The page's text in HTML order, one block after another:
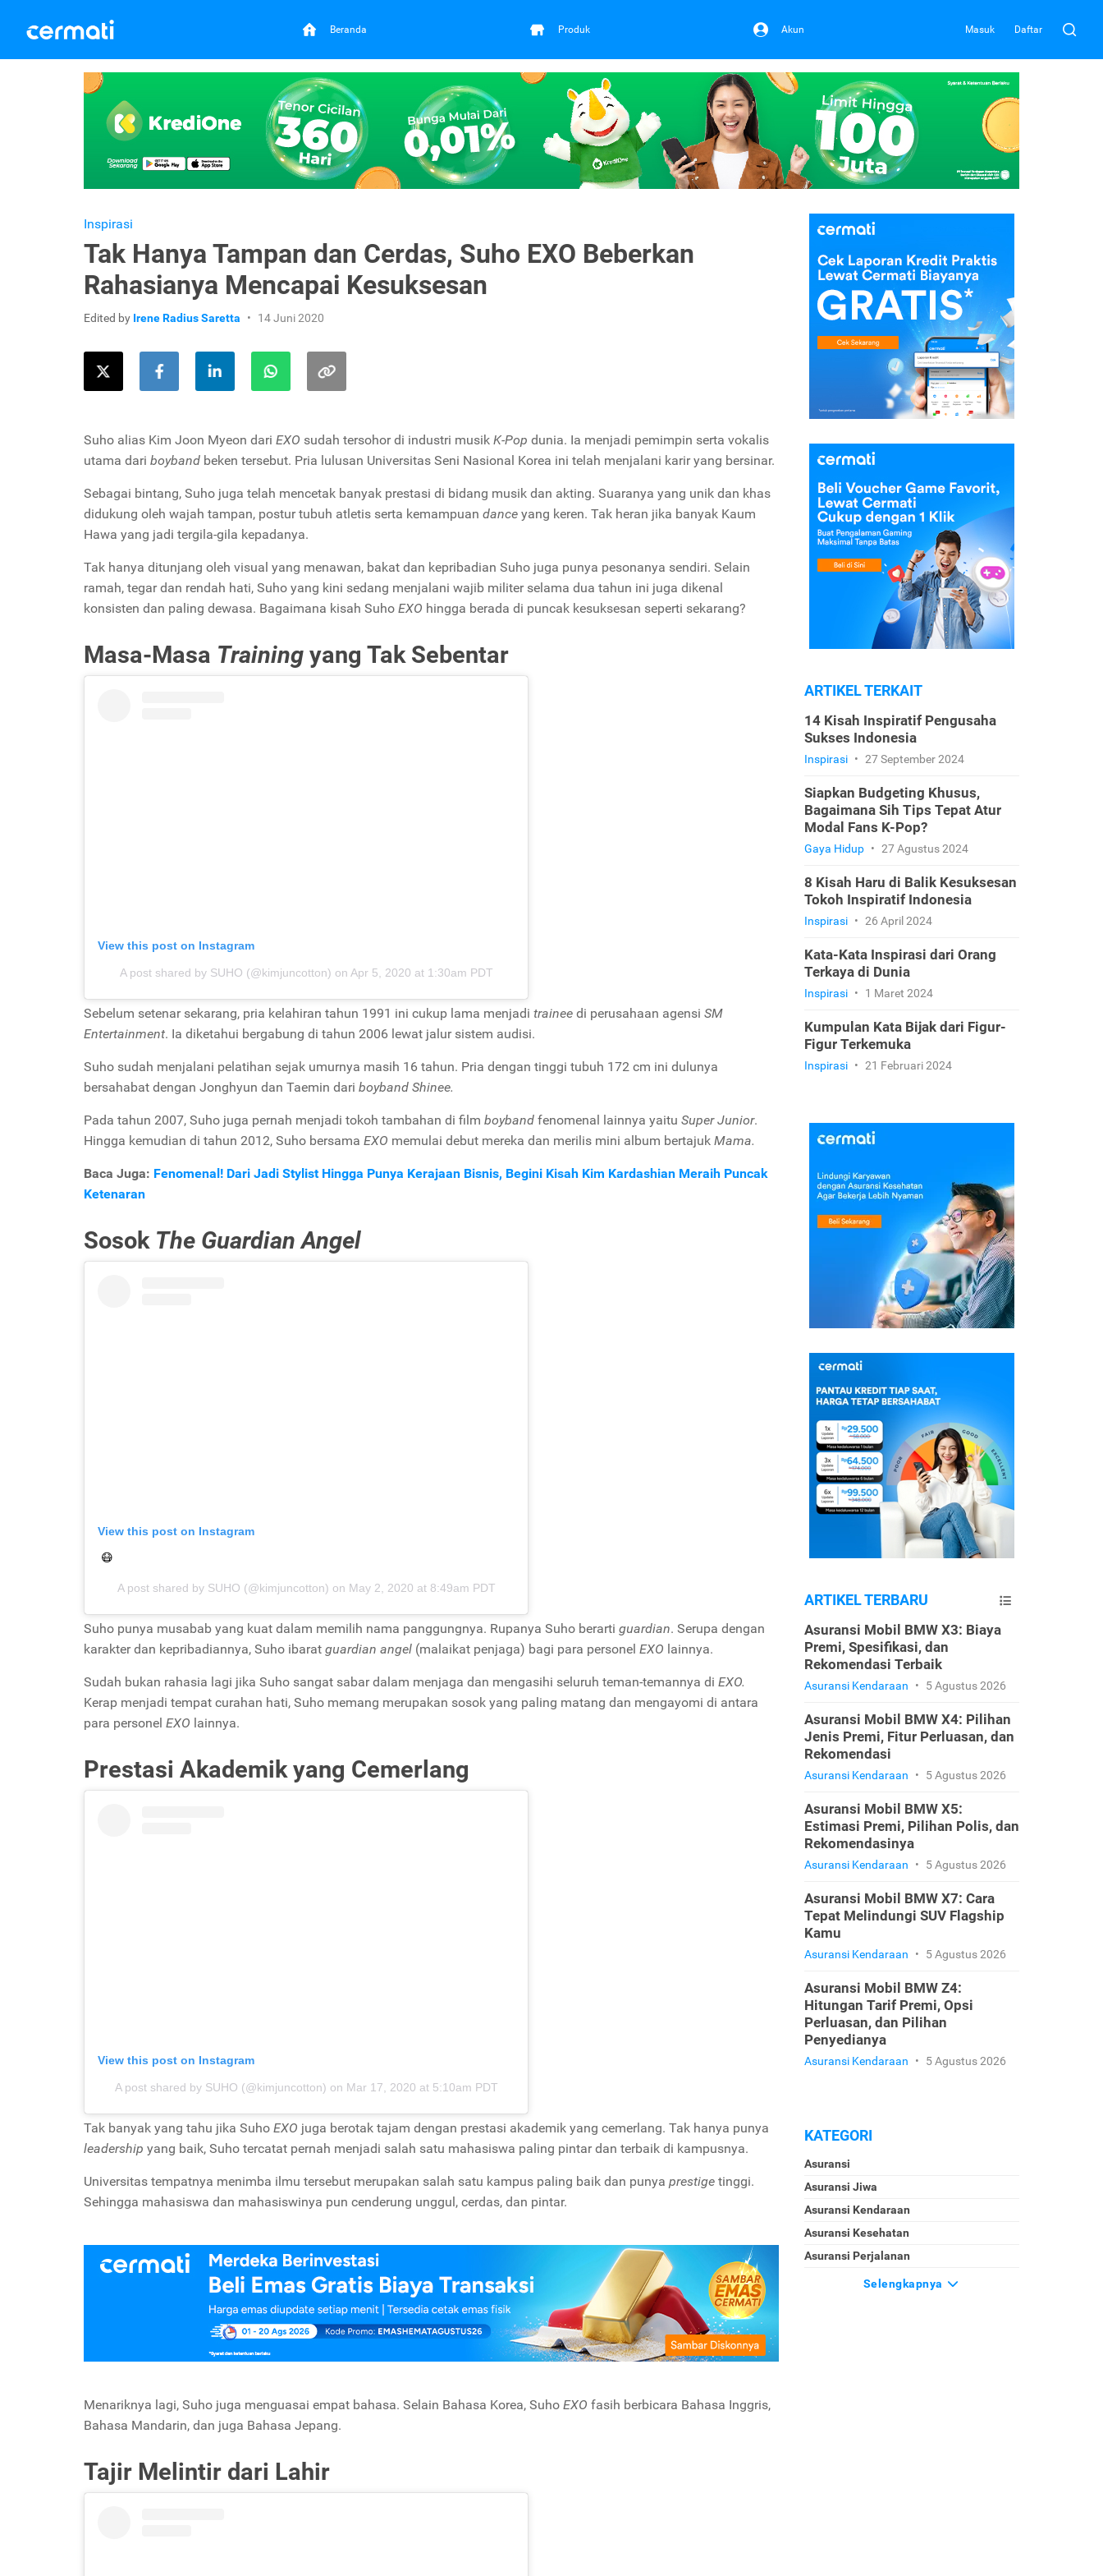
Beranda Produk Akun Masuk Daftar
Inspirasi
Tak Hanya Tampan dan Cerdas, Suho EXO Beberkan
Rahasianya Mencapai Kesuksesan
Edited by Irene Radius Saretta 14 Juni 2020
Suho alias Kim Joon Myeon dari EXO sudah tersohor di industri musik K-Pop dunia. Ia menjadi pemimpin serta vokalis
utama dari boyband beken tersebut. Pria lulusan Universitas Seni Nasional Korea ini telah menjalani karir yang bersinar.
Sebagai bintang, Suho juga telah mencetak banyak prestasi di bidang musik dan akting. Suaranya yang unik dan khas
didukung oleh wajah tampan, postur tubuh atletis serta kemampuan dance yang keren. Tak heran jika banyak Kaum
Hawa yang jadi tergila-gila kepadanya.
Tak hanya ditunjang oleh visual yang menawan, bakat dan kepribadian Suho juga punya pesonanya sendiri. Selain
ramah, tegar dan rendah hati, Suho yang kini sedang menjalani wajib militer selama dua tahun ini juga dikenal
konsisten dan paling dewasa. Bagaimana kisah Suho EXO hingga berada di puncak kesuksesan seperti sekarang?
Masa-Masa Training yang Tak Sebentar
View this post on Instagram
A post shared by SUHO (@kimjuncotton) on Apr 5, 2020 at 1:30am PDT
Sebelum setenar sekarang, pria kelahiran tahun 1991 ini cukup lama menjadi trainee di perusahaan agensi SM
Entertainment. Ia diketahui bergabung di tahun 2006 lewat jalur sistem audisi.
Suho sudah menjalani pelatihan sejak umurnya masih 16 tahun. Pria dengan tinggi tubuh 172 cm ini dulunya
bersahabat dengan Jonghyun dan Taemin dari boyband Shinee.
Pada tahun 2007, Suho juga pernah menjadi tokoh tambahan di film boyband fenomenal lainnya yaitu Super Junior.
Hingga kemudian di tahun 2012, Suho bersama EXO memulai debut mereka dan merilis mini album bertajuk Mama.
Baca Juga: Fenomenal! Dari Jadi Stylist Hingga Punya Kerajaan Bisnis, Begini Kisah Kim Kardashian Meraih Puncak
Ketenaran
Sosok The Guardian Angel
View this post on Instagram
😷
A post shared by SUHO (@kimjuncotton) on May 2, 2020 at 8:49am PDT
Suho punya musabab yang kuat dalam memilih nama panggungnya. Rupanya Suho berarti guardian. Serupa dengan
karakter dan kepribadiannya, Suho ibarat guardian angel (malaikat penjaga) bagi para personel EXO lainnya.
Sudah bukan rahasia lagi jika Suho sangat sabar dalam menjaga dan mengasihi seluruh teman-temannya di EXO.
Kerap menjadi tempat curahan hati, Suho memang merupakan sosok yang paling matang dan mengayomi di antara
para personel EXO lainnya.
Prestasi Akademik yang Cemerlang
View this post on Instagram
A post shared by SUHO (@kimjuncotton) on Mar 17, 2020 at 5:10am PDT
Tak banyak yang tahu jika Suho EXO juga berotak tajam dengan prestasi akademik yang cemerlang. Tak hanya punya
leadership yang baik, Suho tercatat pernah menjadi salah satu mahasiswa paling pintar dan terbaik di kampusnya.
Universitas tempatnya menimba ilmu tersebut merupakan salah satu kampus paling baik dan punya prestige tinggi.
Sehingga mahasiswa dan mahasiswinya pun cenderung unggul, cerdas, dan pintar.
Menariknya lagi, Suho juga menguasai empat bahasa. Selain Bahasa Korea, Suho EXO fasih berbicara Bahasa Inggris,
Bahasa Mandarin, dan juga Bahasa Jepang.
Tajir Melintir dari Lahir
ARTIKEL TERKAIT
14 Kisah Inspiratif Pengusaha
Sukses Indonesia
Inspirasi • 27 September 2024
Siapkan Budgeting Khusus,
Bagaimana Sih Tips Tepat Atur
Modal Fans K-Pop?
Gaya Hidup • 27 Agustus 2024
8 Kisah Haru di Balik Kesuksesan
Tokoh Inspiratif Indonesia
Inspirasi • 26 April 2024
Kata-Kata Inspirasi dari Orang
Terkaya di Dunia
Inspirasi • 1 Maret 2024
Kumpulan Kata Bijak dari Figur-
Figur Terkemuka
Inspirasi • 21 Februari 2024
ARTIKEL TERBARU
Asuransi Mobil BMW X3: Biaya
Premi, Spesifikasi, dan
Rekomendasi Terbaik
Asuransi Kendaraan • 5 Agustus 2026
Asuransi Mobil BMW X4: Pilihan
Jenis Premi, Fitur Perluasan, dan
Rekomendasi
Asuransi Kendaraan • 5 Agustus 2026
Asuransi Mobil BMW X5:
Estimasi Premi, Pilihan Polis, dan
Rekomendasinya
Asuransi Kendaraan • 5 Agustus 2026
Asuransi Mobil BMW X7: Cara
Tepat Melindungi SUV Flagship
Kamu
Asuransi Kendaraan • 5 Agustus 2026
Asuransi Mobil BMW Z4:
Hitungan Tarif Premi, Opsi
Perluasan, dan Pilihan
Penyedianya
Asuransi Kendaraan • 5 Agustus 2026
KATEGORI
Asuransi
Asuransi Jiwa
Asuransi Kendaraan
Asuransi Kesehatan
Asuransi Perjalanan
Selengkapnya